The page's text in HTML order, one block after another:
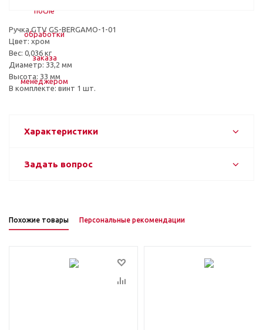
Ручка GTV GS-BERGAMO-1-01
Цвет: хром
Вес: 0,036 кг
Диаметр: 33,2 мм
Высота: 33 мм
В комплекте: винт 1 шт.
Характеристики
Задать вопрос
Похожие товары Персональные рекомендации